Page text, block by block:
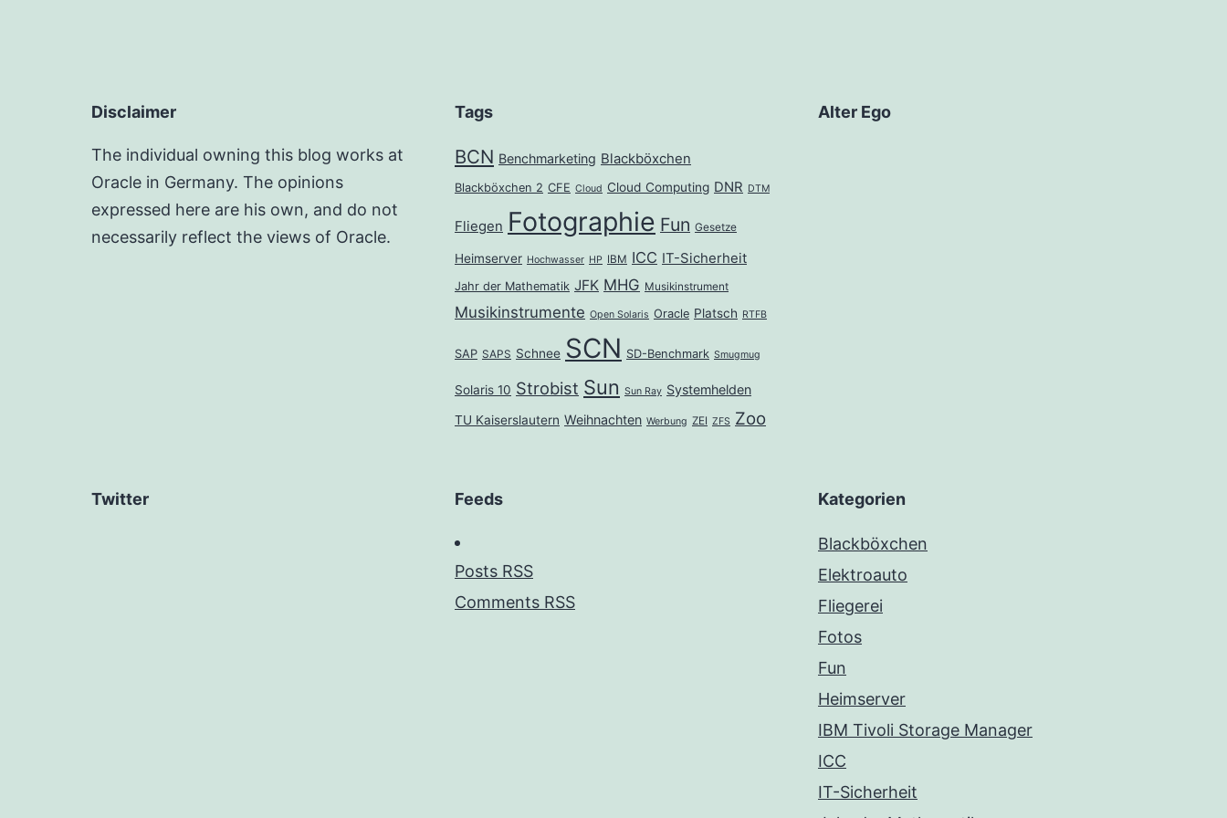
Disclaimer
The individual owning this blog works at
Oracle in Germany. The opinions
expressed here are his own, and do not
necessarily reflect the views of Oracle.
Tags
BCN Benchmarketing Blackböxchen
Blackböxchen 2 CFE Cloud Cloud Computing DNR DTM
Fliegen Fotographie Fun Gesetze
Heimserver Hochwasser HP IBM ICC IT-Sicherheit
Jahr der Mathematik JFK MHG Musikinstrument
Musikinstrumente Open Solaris Oracle Platsch RTFB
SAP SAPS Schnee SCN SD-Benchmark Smugmug
Solaris 10 Strobist Sun Sun Ray Systemhelden
TU Kaiserslautern Weihnachten Werbung ZEI ZFS Zoo
Alter Ego
Twitter Feeds
Posts RSS
Comments RSS
Kategorien
Blackböxchen
Elektroauto
Fliegerei
Fotos
Fun
Heimserver
IBM Tivoli Storage Manager
ICC
IT-Sicherheit